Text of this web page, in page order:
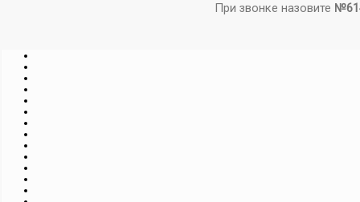
При звонке назовите